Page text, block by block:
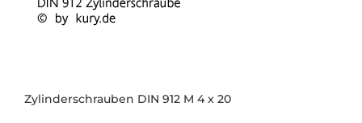
Zylinderschrauben DIN 912 M 4 x 20